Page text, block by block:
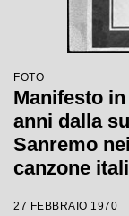
FOTO
Manifesto
anni dalla
Sanremo
canzone
27 FEBBRAIO 1970